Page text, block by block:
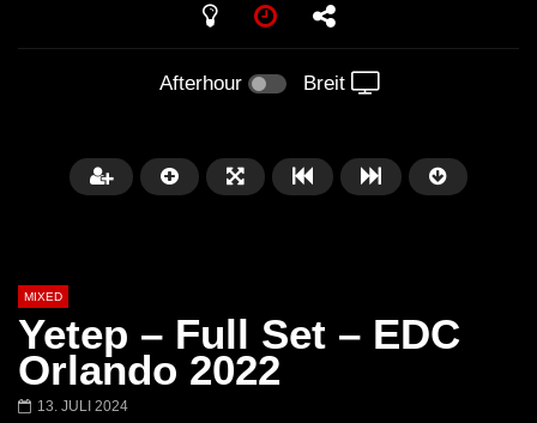
Afterhour Breit
MIXED
Yetep – Full Set – EDC
Orlando 2022
13. JULI 2024